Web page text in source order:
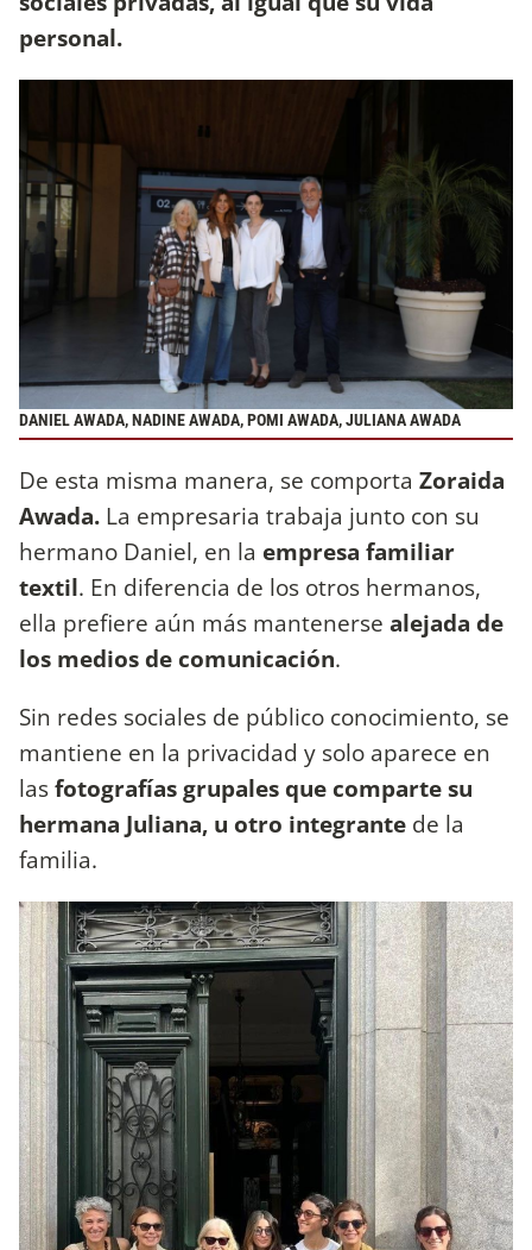
personal.
DANIEL AWADA, NADINE AWADA, POMI AWADA, JULIANA AWADA
De esta misma manera, se comporta Zoraida
Awada. La empresaria trabaja junto con su
hermano Daniel, en la empresa familiar
textil. En diferencia de los otros hermanos,
ella prefiere aún más mantenerse alejada de
los medios de comunicación.
Sin redes sociales de público conocimiento, se
mantiene en la privacidad y solo aparece en
lasfotografías grupales que comparte su
hermana Juliana, u otro integrante de la
familia.